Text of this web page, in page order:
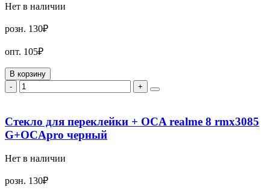
Нет в наличии
розн. 130₽
опт. 105₽
В корзину
-
+
Стекло для переклейки + OCA realme 8 rmx3085
G+OCApro черный
Нет в наличии
розн. 130₽